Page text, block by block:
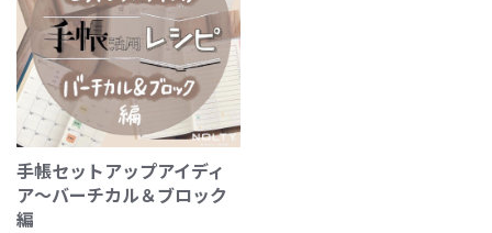
手帳セットアップアイディ
ア～バーチカル＆ブロック
編